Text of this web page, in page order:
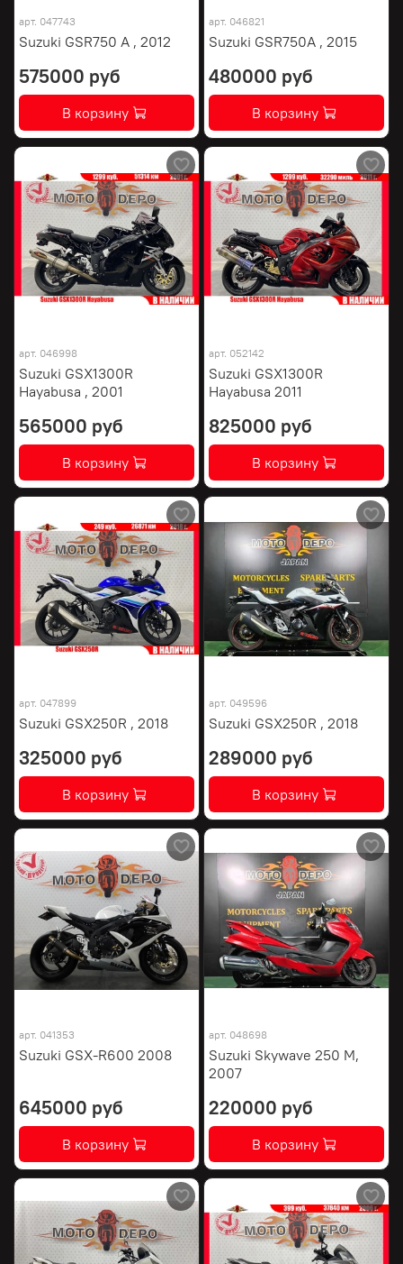
арт. 047743
Suzuki GSR750 A , 2012
575000 руб
В корзину
арт. 046821
Suzuki GSR750A , 2015
480000 руб
В корзину
арт. 046998
Suzuki GSX1300R
Hayabusa , 2001
565000 руб
В корзину
арт. 052142
Suzuki GSX1300R
Hayabusa 2011
825000 руб
В корзину
арт. 047899
Suzuki GSX250R , 2018
325000 руб
В корзину
арт. 049596
Suzuki GSX250R , 2018
289000 руб
В корзину
арт. 041353
Suzuki GSX-R600 2008
645000 руб
В корзину
арт. 048698
Suzuki Skywave 250 M,
2007
220000 руб
В корзину